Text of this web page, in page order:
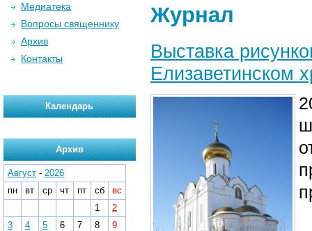
Журнал
Выставка
Елизаветинском
Медиатека
Вопросы священнику
Архив
Контакты
Календарь
Архив
Август - 2026
пн
вт ср чт пт сб
вс
1
2
3
4 5 6 7 8
9